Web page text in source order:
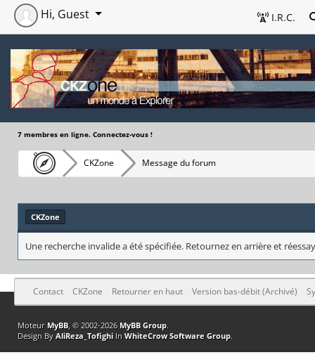
I.R.C.
Hi, Guest
7 membres en ligne. Connectez-vous !
CKZone Message du forum
CKZone
Une recherche invalide a été spécifiée. Retournez en arrière et
Contact CKZone Retourner en haut Version bas-débit (Archivé)
Moteur MyBB, © 2002-2026 MyBB Group.
Design By AliReza_TofighiIn WhiteCrow Software Group.